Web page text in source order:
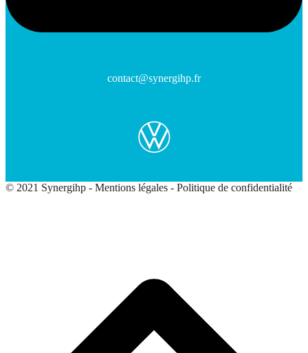
contact@synergihp.fr
© 2021 Synergihp - Mentions légales - Politique de confidentialité